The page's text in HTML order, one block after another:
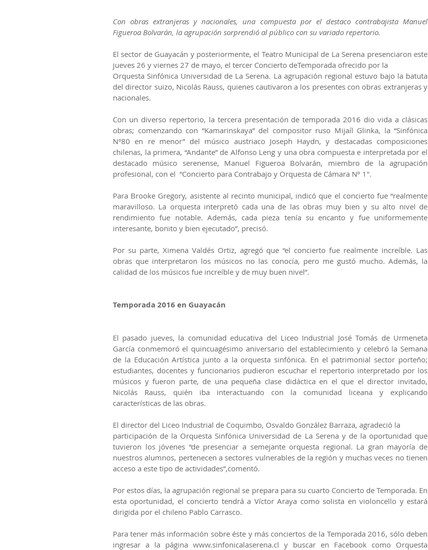
Con obras extranjeras y nacionales, una compuesta por el destaco contrabajista Manuel
Figueroa Bolvarán, la agrupación sorprendió al público con su variado repertorio.
El sector de Guayacán y posteriormente, el Teatro Municipal de La Serena presenciaron este
jueves 26 y viernes 27 de mayo, el tercer Concierto deTemporada ofrecido por la
Orquesta Sinfónica Universidad de La Serena. La agrupación regional estuvo bajo la batuta
del director suizo, Nicolás Rauss, quienes cautivaron a los presentes con obras extranjeras y
nacionales.
Con un diverso repertorio, la tercera presentación de temporada 2016 dio vida a clásicas
obras; comenzando con “Kamarinskaya” del compositor ruso Mijaíl Glinka, la “Sinfónica
N°80 en re menor” del músico austriaco Joseph Haydn, y destacadas composiciones
chilenas, la primera, “Andante” de Alfonso Leng y una obra compuesta e interpretada por el
destacado músico serenense, Manuel Figueroa Bolvarán, miembro de la agrupación
profesional, con el  “Concierto para Contrabajo y Orquesta de Cámara Nº 1".
Para Brooke Gregory, asistente al recinto municipal, indicó que el concierto fue “realmente
maravilloso. La orquesta interpretó cada una de las obras muy bien y su alto nivel de
rendimiento fue notable. Además, cada pieza tenía su encanto y fue uniformemente
interesante, bonito y bien ejecutado”, precisó.
Por su parte, Ximena Valdés Ortiz, agregó que “el concierto fue realmente increíble. Las
obras que interpretaron los músicos no las conocía, pero me gustó mucho. Además, la
calidad de los músicos fue increíble y de muy buen nivel”.
Temporada 2016 en Guayacán
El pasado jueves, la comunidad educativa del Liceo Industrial José Tomás de Urmeneta
García conmemoró el quincuagésimo aniversario del establecimiento y celebró la Semana
de la Educación Artística junto a la orquesta sinfónica. En el patrimonial sector porteño;
estudiantes, docentes y funcionarios pudieron escuchar el repertorio interpretado por los
músicos y fueron parte, de una pequeña clase didáctica en el que el director invitado,
Nicolás Rauss, quién iba interactuando con la comunidad liceana y explicando
características de las obras.
El director del Liceo Industrial de Coquimbo, Osvaldo González Barraza, agradeció la
participación de la Orquesta Sinfónica Universidad de La Serena y de la oportunidad que
tuvieron los jóvenes “de presenciar a semejante orquesta regional. La gran mayoría de
nuestros alumnos, pertenecen a sectores vulnerables de la región y muchas veces no tienen
acceso a este tipo de actividades”,comentó.
Por estos días, la agrupación regional se prepara para su cuarto Concierto de Temporada. En
esta oportunidad, el concierto tendrá a Víctor Araya como solista en violoncello y estará
dirigida por el chileno Pablo Carrasco.
Para tener más información sobre éste y más conciertos de la Temporada 2016, sólo deben
ingresar a la página www.sinfonicalaserena.cl y buscar en Facebook como Orquesta